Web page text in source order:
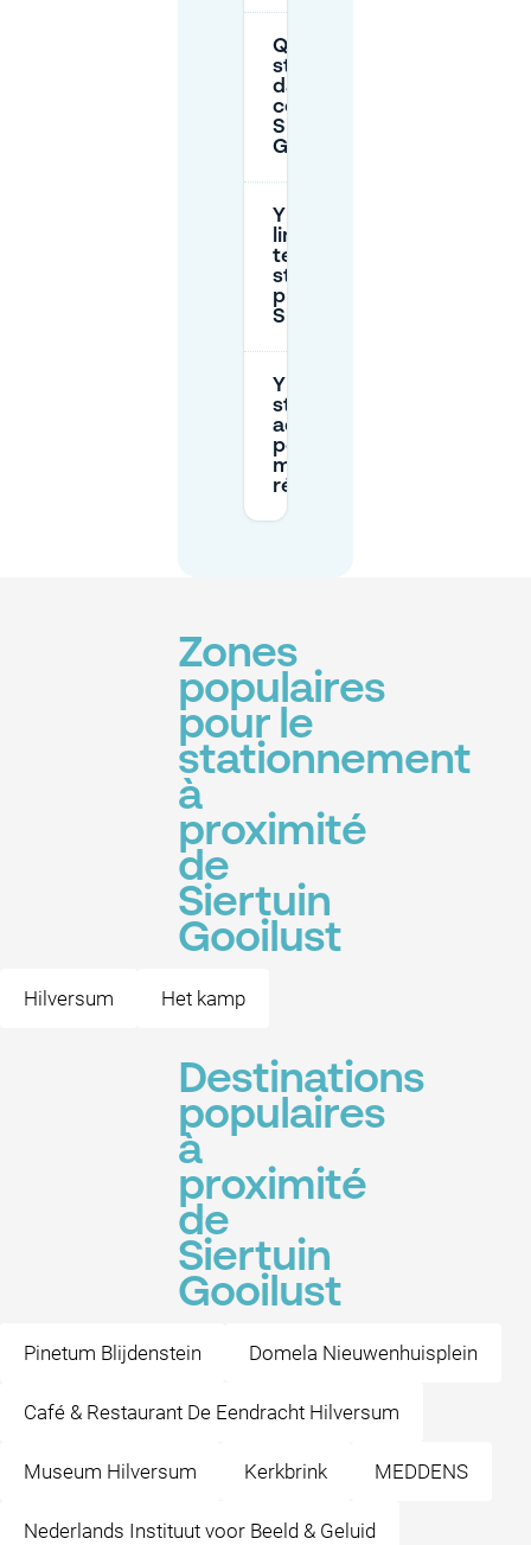
Que faire si le
stationnement
dans l'allée est
complet à
Siertuin
Gooilust ?
Y a-t-il des
limites de
temps de
stationnement
près de la
Siertuin ?
Y a-t-il un
stationnement
adapté aux
personnes à
mobilité
réduite ?
Zones
populaires
pour le
stationnement
à
proximité
de
Siertuin
Gooilust
Hilversum Het kamp
Destinations
populaires
à
proximité
de
Siertuin
Gooilust
Pinetum Blijdenstein Domela Nieuwenhuisplein
Café & Restaurant De Eendracht Hilversum
Museum Hilversum Kerkbrink MEDDENS
Nederlands Instituut voor Beeld & Geluid